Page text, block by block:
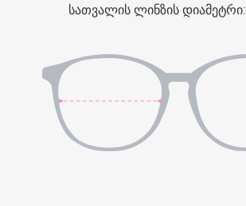
სათვალის ლინზის დიამეტრი: